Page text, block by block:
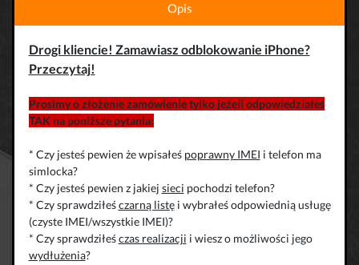
Opis
Drogi kliencie! Zamawiasz odblokowanie iPhone?
Przeczytaj!
Prosimy o złożenie zamówienie tylko jeżeli odpowiedziałeś
TAK na poniższe pytania:
* Czy jesteś pewien że wpisałeś poprawny IMEI i telefon ma
simlocka?
* Czy jesteś pewien z jakiej sieci pochodzi telefon?
* Czy sprawdziłeśczarną listęi wybrałeś odpowiednią usługę
(czyste IMEI/wszystkie IMEI)?
* Czy sprawdziłeśczas realizacji i wiesz o możliwości jego
wydłużenia?